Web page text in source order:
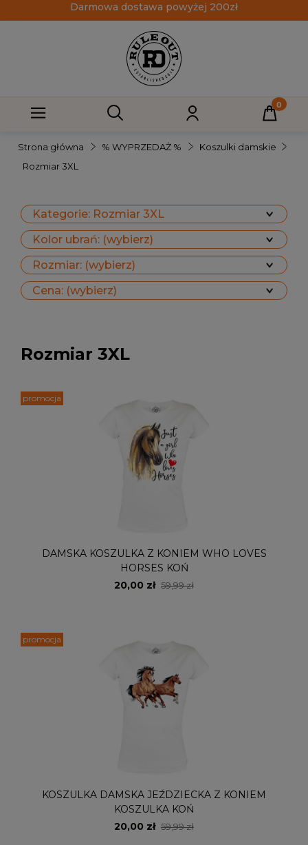
Darmowa dostawa powyżej 200zł
Strona główna % WYPRZEDAŻ %
Koszulki damskie
Rozmiar 3XL
Kategorie: Rozmiar 3XL
Kolor ubrań: (wybierz)
Rozmiar: (wybierz)
Cena: (wybierz)
Rozmiar 3XL
DAMSKA KOSZULKA Z KONIEM WHO LOVES
HORSES KOŃ
20,00 zł 59,99 zł
promocja
KOSZULKA DAMSKA JEŹDZIECKA Z KONIEM
KOSZULKA KOŃ
20,00 zł 59,99 zł
promocja